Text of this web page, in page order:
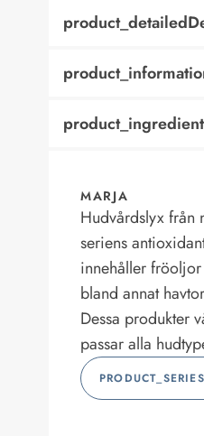
MARJA
Hudvårdslyx från
seriens
innehåller
bland annat
Dessa produkter
passar alla